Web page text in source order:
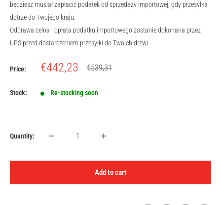
będziesz musiał zapłacić podatek od sprzedaży importowej, gdy przesyłka
dotrze do Twojego kraju.
Odprawa celna i opłata podatku importowego zostanie dokonana przez
UPS przed dostarczeniem przesyłki do Twoich drzwi.
Price:
Sale
€442,23
Regular
€539,31
Stock: Re-stocking soon
Quantity:
Add to cart